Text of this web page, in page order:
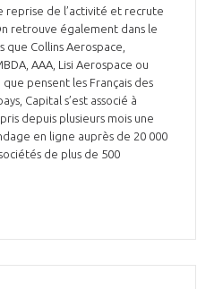
reprise de l’activité et recrute
retrouve également dans le
que Collins Aerospace,
AAA, Lisi Aerospace ou
pensent les Français des
Capital s’est associé à
depuis plusieurs mois une
en ligne auprès de 20 000
de plus de 500